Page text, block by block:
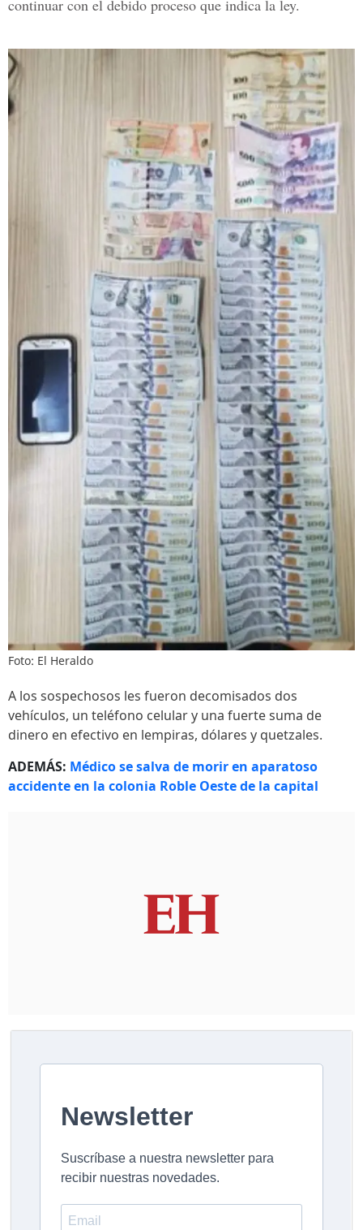
continuar con el debido proceso que indica la ley.
Foto: El Heraldo
A los sospechosos les fueron decomisados dos
vehículos, un teléfono celular y una fuerte suma de
dinero en efectivo en lempiras, dólares y quetzales.
ADEMÁS: Médico se salva de morir en aparatoso
accidente en la colonia Roble Oeste de la capital